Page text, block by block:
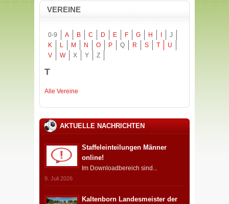
VEREINE
0-9 A B C D E F G H
J
K
L M N O P Q R S T
U
V
W X Y Z
T
Alle Vereine
AKTUELLE NACHRICHTEN
Staffeleinteilungen Männer
online!
Im Downloadbereich sind...
9. Juli 2026
Kaltenborn Landesmeister der